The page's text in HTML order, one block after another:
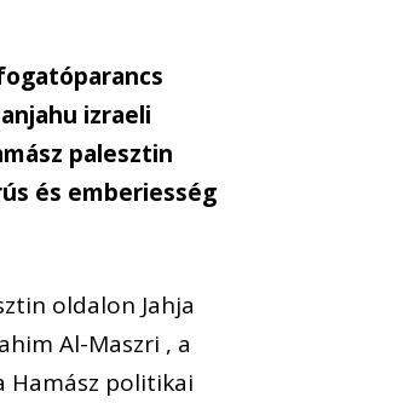
izraeli
palesztin
és emberiesség
oldalon Jahja
Al-Maszri , a
Hamász politikai